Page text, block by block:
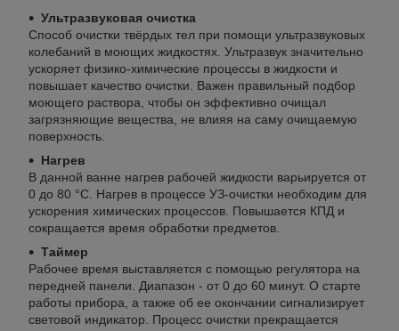
Ультразвуковая очистка
Способ очистки твёрдых тел при помощи ультразвуковых
колебаний в моющих жидкостях. Ультразвук значительно
ускоряет физико-химические процессы в жидкости и
повышает качество очистки. Важен правильный подбор
моющего раствора, чтобы он эффективно очищал
загрязняющие вещества, не влияя на саму очищаемую
поверхность.
Нагрев
В данной ванне нагрев рабочей жидкости варьируется от
0 до 80 °С. Нагрев в процессе УЗ-очистки необходим для
ускорения химических процессов. Повышается КПД и
сокращается время обработки предметов.
Таймер
Рабочее время выставляется с помощью регулятора на
передней панели. Диапазон - от 0 до 60 минут. О старте
работы прибора, а также об ее окончании сигнализирует
световой индикатор. Процесс очистки прекращается